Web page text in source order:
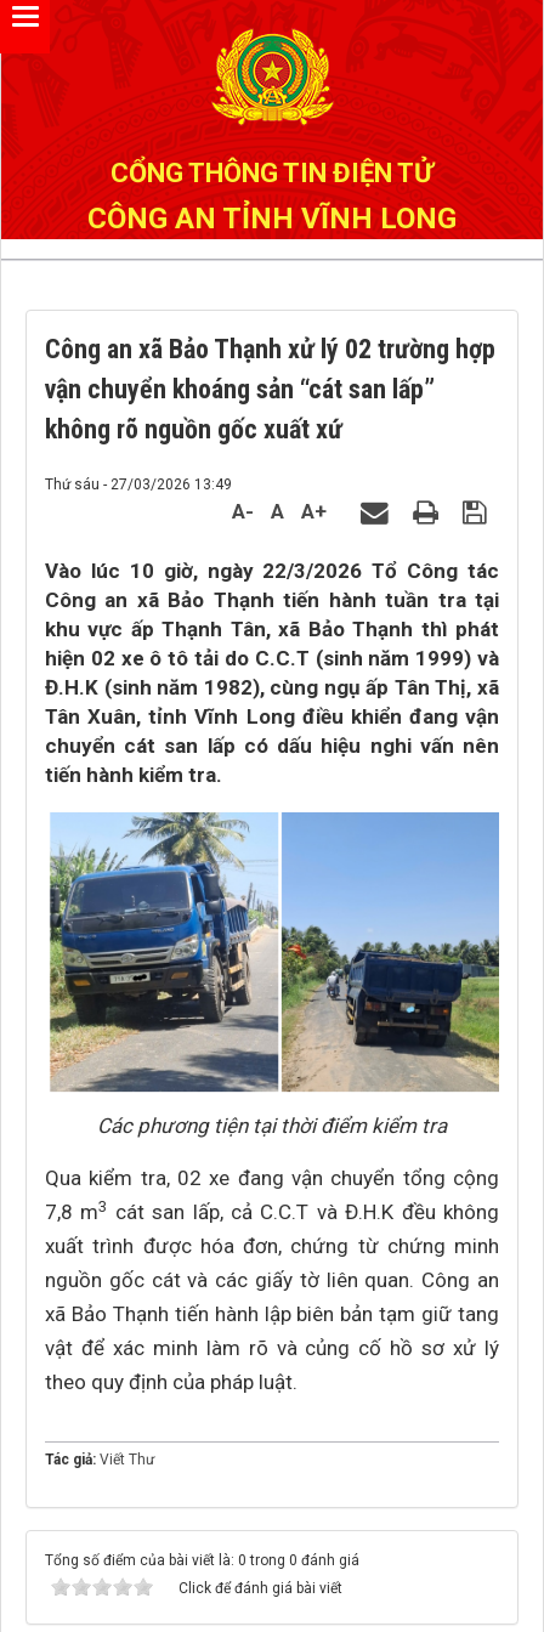
CỔNG THÔNG TIN ĐIỆN TỬ
CÔNG AN TỈNH VĨNH LONG
Công an xã Bảo Thạnh xử lý 02 trường hợp
vận chuyển khoáng sản “cát san lấp”
không rõ nguồn gốc xuất xứ
Thứ sáu - 27/03/2026 13:49
A- A A+
Vào lúc 10 giờ, ngày 22/3/2026 Tổ Công tác
Công an xã Bảo Thạnh tiến hành tuần tra tại
khu vực ấp Thạnh Tân, xã Bảo Thạnh thì phát
hiện 02 xe ô tô tải do C.C.T (sinh năm 1999) và
Đ.H.K (sinh năm 1982), cùng ngụ ấp Tân Thị, xã
Tân Xuân, tỉnh Vĩnh Long điều khiển đang vận
chuyển cát san lấp có dấu hiệu nghi vấn nên
tiến hành kiểm tra.
Các phương tiện tại thời điểm kiểm tra
Qua kiểm tra, 02 xe đang vận chuyển tổng cộng
7,8 m3 cát san lấp, cả C.C.T và Đ.H.K đều không
xuất trình được hóa đơn, chứng từ chứng minh
nguồn gốc cát và các giấy tờ liên quan. Công an
xã Bảo Thạnh tiến hành lập biên bản tạm giữ tang
vật để xác minh làm rõ và củng cố hồ sơ xử lý
theo quy định của pháp luật.
Tác giả: Viết Thư
Tổng số điểm của bài viết là: 0 trong 0 đánh giá
Click để đánh giá bài viết